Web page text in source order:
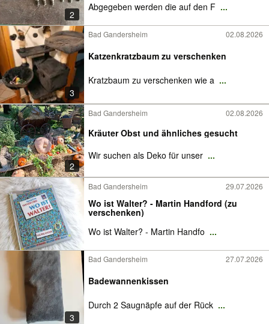
2
Abgegeben werden die auf den F ...
3
Bad Gandersheim 02.08.2026
Katzenkratzbaum zu verschenken
Kratzbaum zu verschenken wie a ...
2
Bad Gandersheim 02.08.2026
Kräuter Obst und ähnliches gesucht
Wir suchen als Deko für unser ...
Bad Gandersheim 29.07.2026
Wo ist Walter? - Martin Handford (zu
verschenken)
Wo ist Walter? - Martin Handfo ...
3
Bad Gandersheim 27.07.2026
Badewannenkissen
Durch 2 Saugnäpfe auf der Rück ...